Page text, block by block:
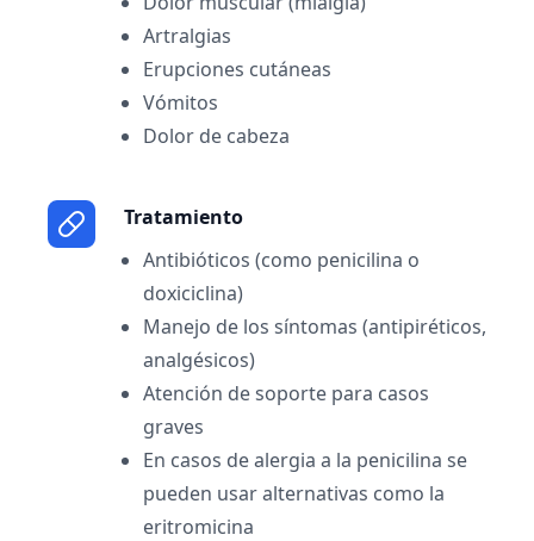
Artralgias
Erupciones cutáneas
Vómitos
Dolor de cabeza
Tratamiento
Antibióticos (como penicilina o
doxiciclina)
Manejo de los síntomas (antipiréticos,
analgésicos)
Atención de soporte para casos
graves
En casos de alergia a la penicilina se
pueden usar alternativas como la
eritromicina